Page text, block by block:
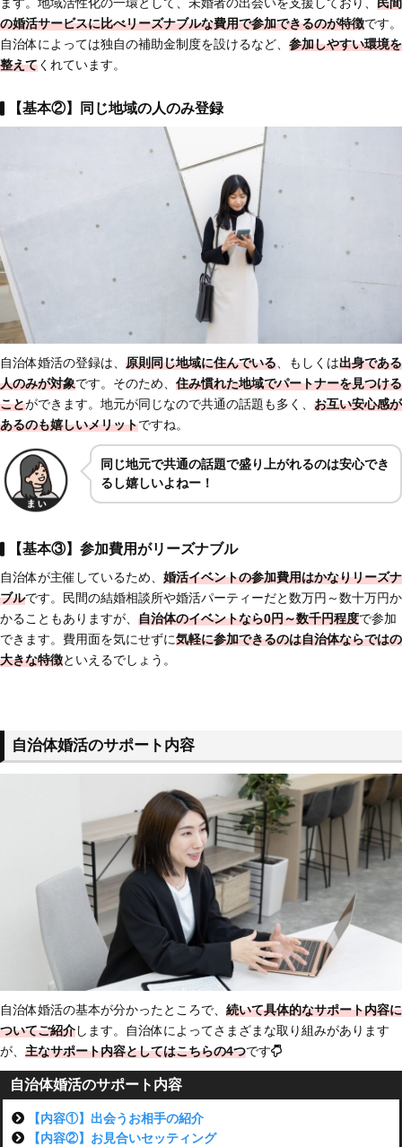
の婚活サービスに比べリーズナブルな費用で参加できるのが特徴です。
自治体によっては独自の補助金制度を設けるなど、 参加しやすい環境を
整えてくれています。
【基本②】同じ地域の人のみ登録
自治体婚活の登録は、 原則同じ地域に住んでいる 、もしくは出身である
人のみが対象です。そのため、 住み慣れた地域でパートナーを見つける
ことができます。地元が同じなので共通の話題も多く、 お互い安心感が
あるのも嬉しいメリットですね。
同じ地元で共通の話題で盛り上がれるのは安心でき
るし嬉しいよねー！
【基本③】参加費用がリーズナブル
自治体が主催しているため、 婚活イベントの参加費用はかなりリーズナ
ブルです。民間の結婚相談所や婚活パーティーだと数万円～数十万円か
かることもありますが、 自治体のイベントなら0円～数千円程度で参加
できます。費用面を気にせずに気軽に参加できるのは自治体ならではの
大きな特徴といえるでしょう。
自治体婚活のサポート内容
自治体婚活の基本が分かったところで、 続いて具体的なサポート内容に
ついてご紹介します。自治体によってさまざまな取り組みがあります
が、 主なサポート内容としてはこちらの4つです
自治体婚活のサポート内容
【内容①】出会うお相手の紹介
【内容②】お見合いセッティング